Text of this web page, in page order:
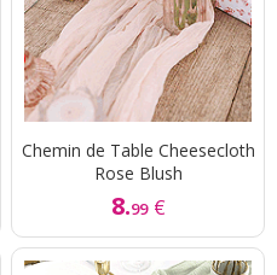
Chemin de Table Cheesecloth
Rose Blush
8.99 €